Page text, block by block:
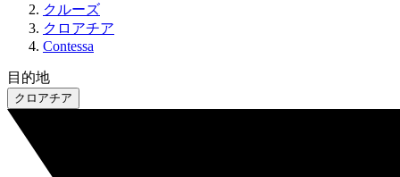
クルーズ
クロアチア
Contessa
目的地
クロアチア